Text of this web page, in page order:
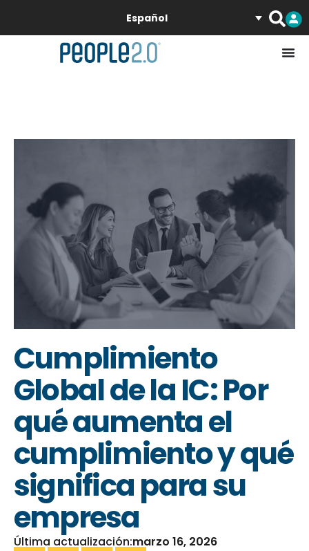
Español
Cumplimiento
Global de la IC: Por
qué aumenta el
cumplimiento y qué
significa para su
empresa
Última actualización:marzo 16, 2026